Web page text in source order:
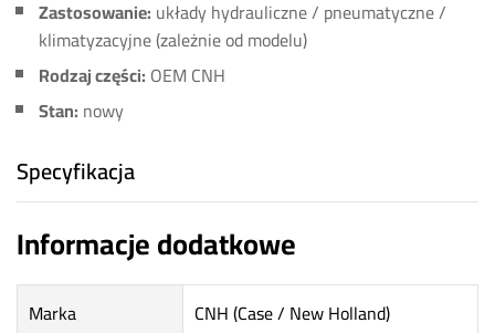
Zastosowanie: układy hydrauliczne / pneumatyczne /
klimatyzacyjne (zależnie od modelu)
Rodzaj części: OEM CNH
Stan: nowy
Specyfikacja
Informacje dodatkowe
Marka CNH (Case / New Holland)